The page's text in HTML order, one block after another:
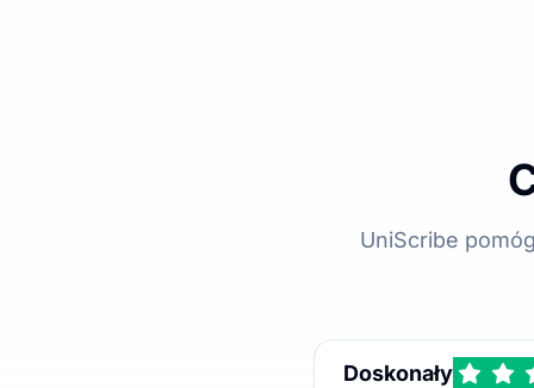
UniScribe
Doskonały